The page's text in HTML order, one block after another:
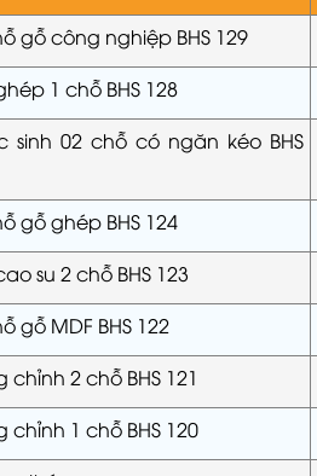
gỗ công nghiệp BHS 129
1 chỗ BHS 128
sinh 02 chỗ có ngăn kéo BHS
gỗ ghép BHS 124
su 2 chỗ BHS 123
gỗ MDF BHS 122
2 chỗ BHS 121
chỉnh 1 chỗ BHS 120